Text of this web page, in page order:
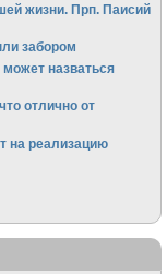
жизни. Прп. Паисий
забором
назваться
отлично от
на реализацию